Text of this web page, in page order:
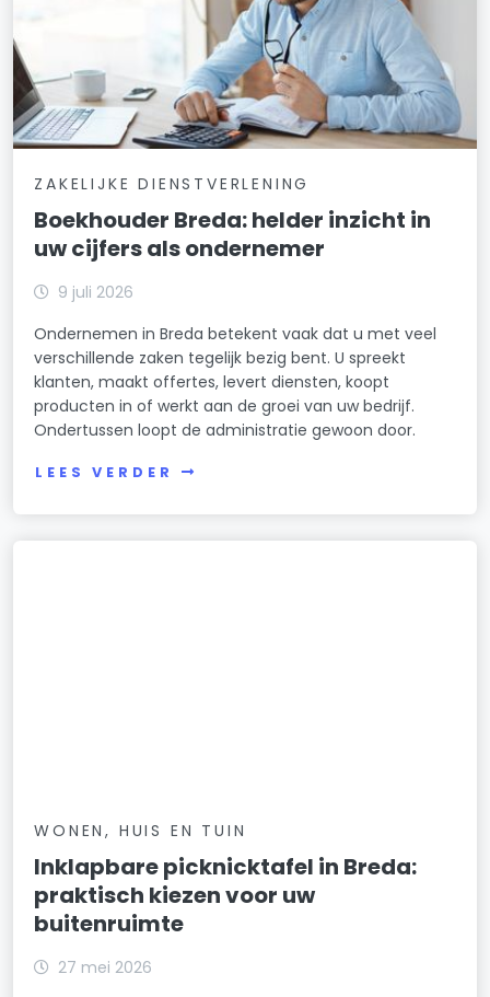
ZAKELIJKE DIENSTVERLENING
Boekhouder Breda: helder inzicht in
uw cijfers als ondernemer
9 juli 2026
Ondernemen in Breda betekent vaak dat u met veel
verschillende zaken tegelijk bezig bent. U spreekt
klanten, maakt offertes, levert diensten, koopt
producten in of werkt aan de groei van uw bedrijf.
Ondertussen loopt de administratie gewoon door.
LEES VERDER
WONEN, HUIS EN TUIN
Inklapbare picknicktafel in Breda:
praktisch kiezen voor uw
buitenruimte
27 mei 2026